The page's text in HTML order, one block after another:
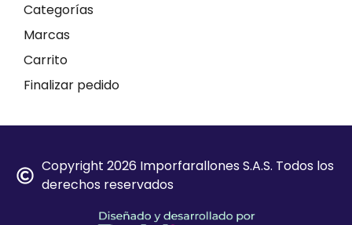
Categorías
Marcas
Carrito
Finalizar pedido
Copyright 2026 Imporfarallones S.A.S. Todos los
derechos reservados